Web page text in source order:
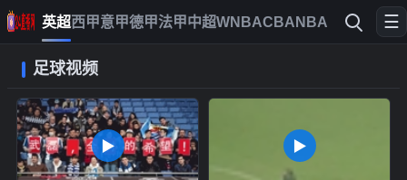
英超西甲意甲德甲法甲中超WNBACBA NBA ☰
足球视频